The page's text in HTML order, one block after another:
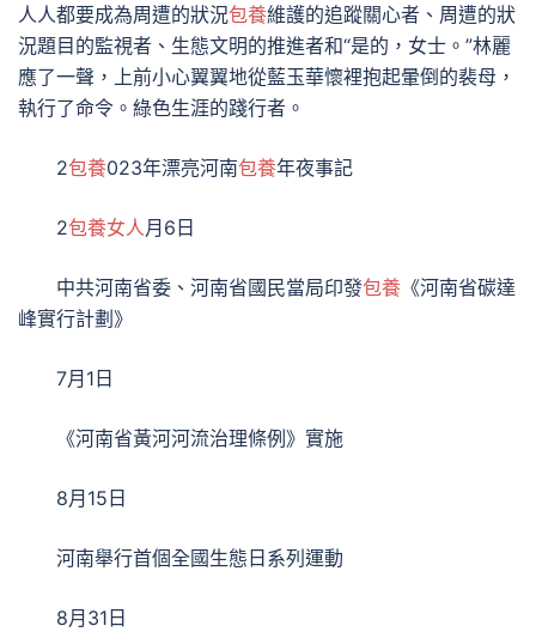
人人都要成為周遭的狀況包養維護的追蹤關心者、周遭的狀
況題目的監視者、生態文明的推進者和“是的，女士。”林麗
應了一聲，上前小心翼翼地從藍玉華懷裡抱起暈倒的裴母，
執行了命令。綠色生涯的踐行者。
2包養023年漂亮河南包養年夜事記
2包養女人 月6日
中共河南省委、河南省國民當局印發包養 《河南省碳達
峰實行計劃》
7月1日
《河南省黃河河流治理條例》實施
8月15日
河南舉行首個全國生態日系列運動
8月31日